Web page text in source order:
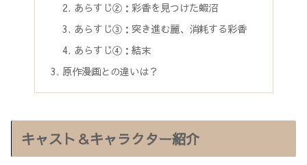
あらすじ②：彩香を見つけた蝦沼
あらすじ③：突き進む麗、消耗する彩香
あらすじ④：結末
原作漫画との違いは？
キャスト＆キャラクター紹介